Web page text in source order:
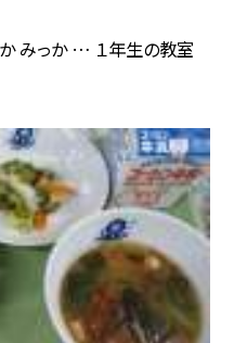
か みっか … １年生の教室